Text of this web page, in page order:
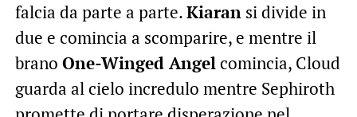
falcia da parte a parte.Kiaransi divide in
due e comincia a scomparire, e mentre il
brano One-Winged Angelcomincia, Cloud
guarda al cielo incredulo mentre Sephiroth